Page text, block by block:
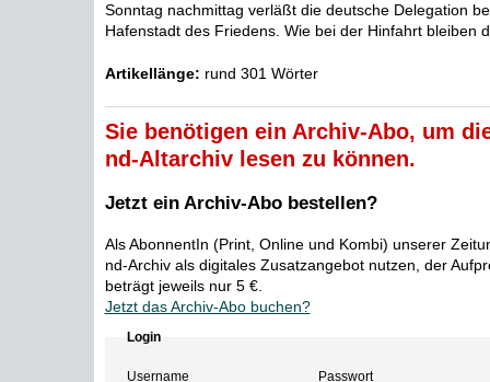
Sonntag nachmittag verläßt die deutsche Delegation
Hafenstadt des Friedens. Wie bei der Hinfahrt bleiben
Artikellänge: rund 301 Wörter
Sie benötigen ein Archiv-Abo, um
nd-Altarchiv lesen zu können.
Jetzt ein Archiv-Abo bestellen?
Als AbonnentIn (Print, Online und Kombi) unserer
nd-Archiv als digitales Zusatzangebot nutzen, der
beträgt jeweils nur 5 €.
Jetzt das Archiv-Abo buchen?
Login
Username Passwort